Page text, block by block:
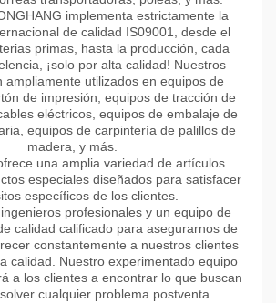
implementa estrictamente la
de calidad IS09001, desde el
primas, hasta la producción, cada
¡solo por alta calidad! Nuestros
ampliamente utilizados en equipos de
de impresión, equipos de tracción de
eléctricos, equipos de embalaje de
equipos de carpintería de palillos de
madera, y más.
una amplia variedad de artículos
especiales diseñados para satisfacer
específicos de los clientes.
profesionales y un equipo de
calidad calificado para asegurarnos de
constantemente a nuestros clientes
calidad. Nuestro experimentado equipo
a los clientes a encontrar lo que buscan
cualquier problema postventa.